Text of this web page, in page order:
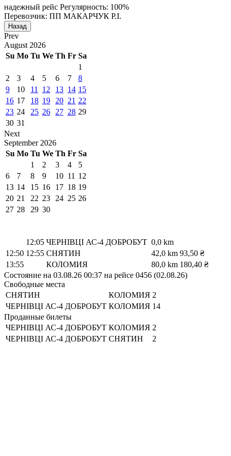
надежный рейс Регулярность: 100%
Перевозчик: ПП МАКАРЧУК Р.І.
Назад
Prev
August 2026
Su Mo Tu We Th Fr Sa
1
2
3 4 5 6 7
8
9
10 11 12 13 14 15
16 17 18 19 20 21 22
23 24 25 26 27 28 29
30 31
Next
September 2026
Su Mo Tu We Th Fr Sa
1
2 3 4
5
6
7 8 9 10 11 12
13 14 15 16 17 18 19
20 21 22 23 24 25 26
27 28 29 30
12:05 ЧЕРНІВЦІ АС-4 ДОБРОБУТ 0,0 km
12:50 12:55 СНЯТИН 42,0 km 93,50 ₴
13:55
КОЛОМИЯ 80,0 km 180,40 ₴
Состояние на 03.08.26 00:37 на рейсе 0456 (02.08.26)
Свободные места
СНЯТИН
КОЛОМИЯ 2
ЧЕРНІВЦІ АС-4 ДОБРОБУТ КОЛОМИЯ 14
Проданные билеты
ЧЕРНІВЦІ АС-4 ДОБРОБУТ КОЛОМИЯ 2
ЧЕРНІВЦІ АС-4 ДОБРОБУТ СНЯТИН 2